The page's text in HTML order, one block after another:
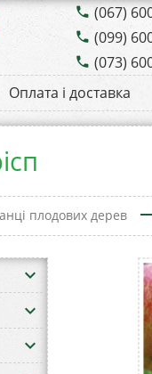
phone (067)
phone (099)
phone (073)
Оплата і доставка
плодових дерев
keyboard_arrow_down
keyboard_arrow_down
keyboard_arrow_down